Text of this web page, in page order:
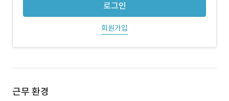
로그인
회원가입
근무 환경